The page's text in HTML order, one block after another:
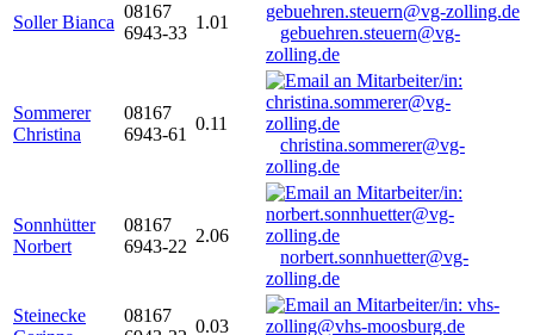
Soller Bianca
08167
6943-33
1.01
gebuehren.steuern@vg-
zolling.de
Sommerer
Christina
08167
6943-61
0.11
christina.sommerer@vg-
zolling.de
Sonnhütter
Norbert
08167
6943-22
2.06
norbert.sonnhuetter@vg-
zolling.de
Steinecke
08167
0.03